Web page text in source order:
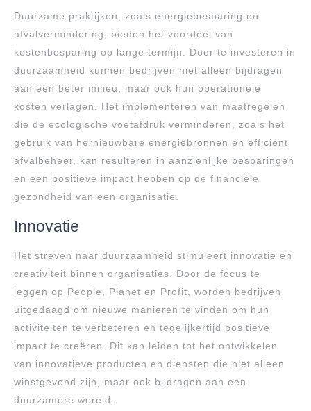
Duurzame praktijken, zoals energiebesparing en
afvalvermindering, bieden het voordeel van
kostenbesparing op lange termijn. Door te investeren in
duurzaamheid kunnen bedrijven niet alleen bijdragen
aan een beter milieu, maar ook hun operationele
kosten verlagen. Het implementeren van maatregelen
die de ecologische voetafdruk verminderen, zoals het
gebruik van hernieuwbare energiebronnen en efficiënt
afvalbeheer, kan resulteren in aanzienlijke besparingen
en een positieve impact hebben op de financiële
gezondheid van een organisatie.
Innovatie
Het streven naar duurzaamheid stimuleert innovatie en
creativiteit binnen organisaties. Door de focus te
leggen op People, Planet en Profit, worden bedrijven
uitgedaagd om nieuwe manieren te vinden om hun
activiteiten te verbeteren en tegelijkertijd positieve
impact te creëren. Dit kan leiden tot het ontwikkelen
van innovatieve producten en diensten die niet alleen
winstgevend zijn, maar ook bijdragen aan een
duurzamere wereld.